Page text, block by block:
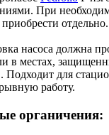
При
отдельно.
насоса должна
в местах,
Подходит для
работу.
органичения: